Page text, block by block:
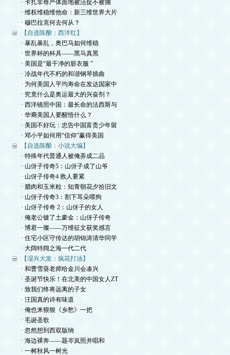
· 卡扎非尊严体面地被活捉不被捕
· 维权维稳维他命：新三维世界大片
· 穆巴拉克何去何从？
【自选陈酿：西洋红】
· 暴乱暴乱，奥巴马如何维稳
· 世界杯的杯具——黑马真黑
· 美国是“最干净的脏衣服 ”
· 冷战年代不朽的和谐钢琴插曲
· 为何美国人平均寿命在发达国家中
· 究竟什么是奥运最大的兴奋剂？
· 西洋镜照中国：最长命的法西斯与
· 华裔美国人要醒悟什么？
· 美国不好玩：忠告中国富贵少年留
· 邓小平如何用“信仰”赢得美国
【自选陈酿：小说大编】
· 特殊年代普通人被俺弄成二品
· 山伢子传奇5：山伢子成了山爷
· 山伢子传奇4 救人要紧
· 腊肉和玉米粒：知青朝花夕拾旧文
· 山伢子传奇3：割下耳朵喂狗
· 山伢子传奇 2：山伢子的女人
· 俺老公镀了土豪金：山伢子传奇
· 博君一璨——万维征文获奖感言
· 住宅小区守传达的胡锦涛清华同学
· 大阔特阔之海一代二代
【湿兴大发：疯花打油】
· 和曹雪葵老师给金川会凑兴
· 圣诞节快乐！在北美的中国女人ZT
· 致我们终将远离的子女
· 汪国真的诗有味道
· 俺也来狠狠《乡愁》一把
· 毛诞圣歌
· 忽然想到西双版纳
· 海边裸奔——题岑岚照并唱和
· 一树秋风一树光